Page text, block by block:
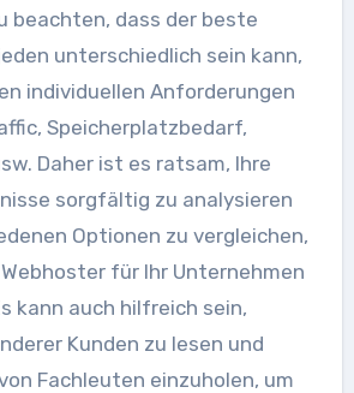
beachten, dass der beste
unterschiedlich sein kann,
individuellen Anforderungen
Speicherplatzbedarf,
Daher ist es ratsam, Ihre
sorgfältig zu analysieren
Optionen zu vergleichen,
für Ihr Unternehmen
kann auch hilfreich sein,
Kunden zu lesen und
Fachleuten einzuholen, um